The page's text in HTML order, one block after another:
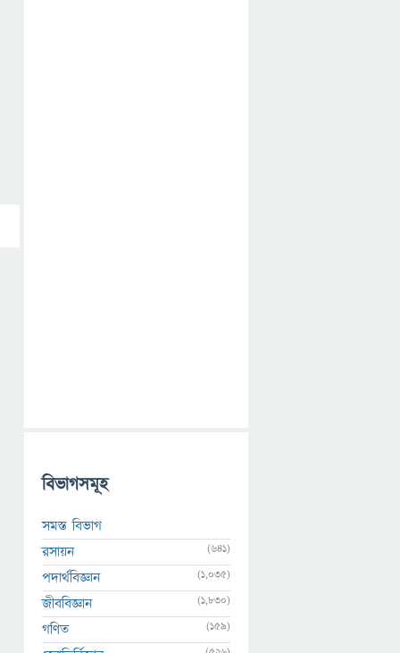
বিভাগসমূহ
সমস্ত বিভাগ
রসায়ন
(641)
পদার্থবিজ্ঞান (1,035)
জীববিজ্ঞান (1,830)
গণিত (159)